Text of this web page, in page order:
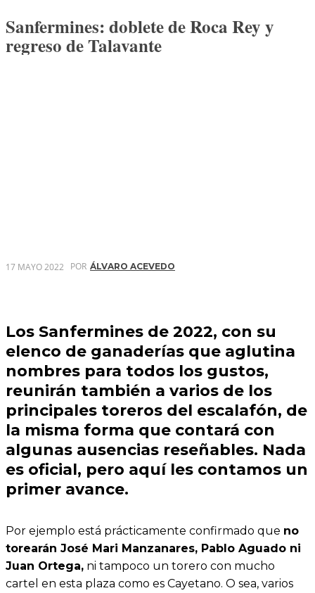
Sanfermines: doblete de Roca Rey y
regreso de Talavante
17 MAYO 2022 POR ÁLVARO ACEVEDO
Los Sanfermines de 2022, con su
elenco de ganaderías que aglutina
nombres para todos los gustos,
reunirán también a varios de los
principales toreros del escalafón, de
la misma forma que contará con
algunas ausencias reseñables. Nada
es oficial, pero aquí les contamos un
primer avance.
Por ejemplo está prácticamente confirmado que no
torearán José Mari Manzanares, Pablo Aguado ni
Juan Ortega, ni tampoco un torero con mucho
cartel en esta plaza como es Cayetano. O sea, varios